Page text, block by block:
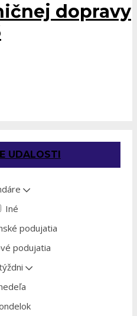
dopravy
UDALOSTI
Iné
podujatia
podujatia